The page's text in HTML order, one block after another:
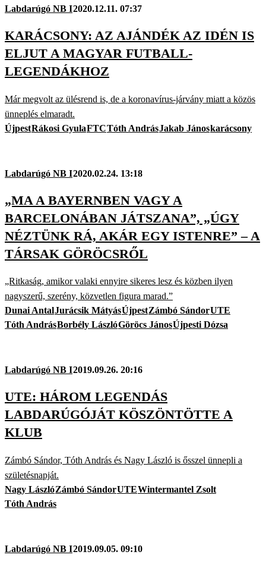
Labdarúgó NB I2020.12.11. 07:37
KARÁCSONY: AZ AJÁNDÉK AZ IDÉN IS
ELJUT A MAGYAR FUTBALL-
LEGENDÁKHOZ
Már megvolt az ülésrend is, de a koronavírus-járvány miatt a közös
ünneplés elmaradt.
ÚjpestRákosi GyulaFTCTóth AndrásJakab Jánoskarácsony
Labdarúgó NB I2020.02.24. 13:18
„MA A BAYERNBEN VAGY A
BARCELONÁBAN JÁTSZANA”, „ÚGY
NÉZTÜNK RÁ, AKÁR EGY ISTENRE” – A
TÁRSAK GÖRÖCSRŐL
„Ritkaság, amikor valaki ennyire sikeres lesz és közben ilyen
nagyszerű, szerény, közvetlen figura marad.”
Dunai AntalJurácsik MátyásÚjpestZámbó SándorUTE
Tóth AndrásBorbély LászlóGöröcs JánosÚjpesti Dózsa
Labdarúgó NB I2019.09.26. 20:16
UTE: HÁROM LEGENDÁS
LABDARÚGÓJÁT KÖSZÖNTÖTTE A
KLUB
Zámbó Sándor, Tóth András és Nagy László is ősszel ünnepli a
születésnapját.
Nagy LászlóZámbó SándorUTEWintermantel Zsolt
Tóth András
Labdarúgó NB I2019.09.05. 09:10